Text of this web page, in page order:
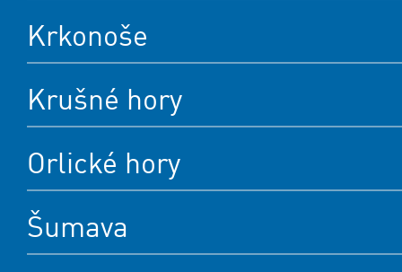
Krkonoše
Krušné hory
Orlické hory
Šumava